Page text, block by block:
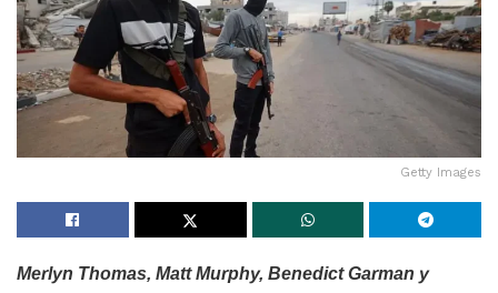
Getty Images
Merlyn Thomas, Matt Murphy, Benedict Garman y